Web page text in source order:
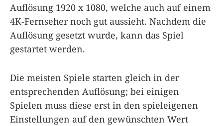
Auflösung 1920 x 1080, welche auch auf einem
4K-Fernseher noch gut aussieht. Nachdem die
Auflösung gesetzt wurde, kann das Spiel
gestartet werden.
Die meisten Spiele starten gleich in der
entsprechenden Auflösung; bei einigen
Spielen muss diese erst in den spieleigenen
Einstellungen auf den gewünschten Wert